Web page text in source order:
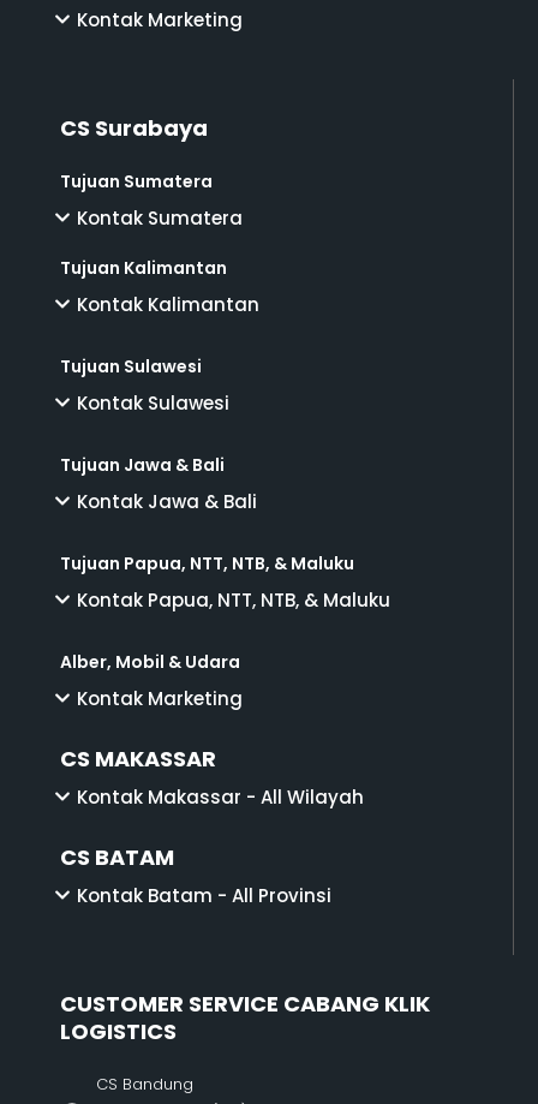
Kontak Marketing
CS Surabaya
Tujuan Sumatera
Kontak Sumatera
Tujuan Kalimantan
Kontak Kalimantan
Tujuan Sulawesi
Kontak Sulawesi
Tujuan Jawa & Bali
Kontak Jawa & Bali
Tujuan Papua, NTT, NTB, & Maluku
Kontak Papua, NTT, NTB, & Maluku
Alber, Mobil & Udara
Kontak Marketing
CS MAKASSAR
Kontak Makassar - All Wilayah
CS BATAM
Kontak Batam - All Provinsi
CUSTOMER SERVICE CABANG KLIK
LOGISTICS
CS Bandung